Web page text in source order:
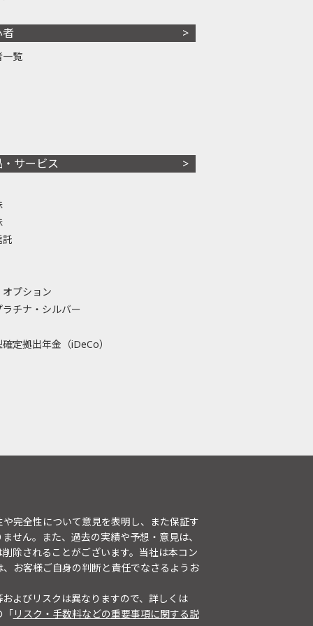
一覧
サービス
託
プション
ラチナ・シルバー
定拠出年金（iDeCo）
完全性について意見を表明し、また保証す
せん。また、過去の実績や予想・意見は、
除されることがございます。当社は本コン
お客様ご自身の判断と責任でなさるようお
よびリスクは異なりますので、詳しくは
「リスク・手数料などの重要事項に関する説